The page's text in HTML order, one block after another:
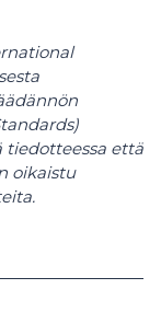
tiedotteessa että
oikaistu